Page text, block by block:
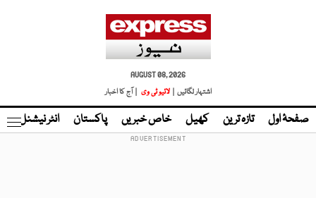
AUGUST 08, 2026
اشتہار لگائیں |
لائیو ٹی وی | آج کا اخبار
صفحۂ اول تازہ ترین کھیل خاص خبریں پاکستان انٹر نیشنل